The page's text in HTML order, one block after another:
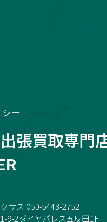
ー
出張買取専門
サス 050-5443-2752
9-2ダイヤパレス五反田1F